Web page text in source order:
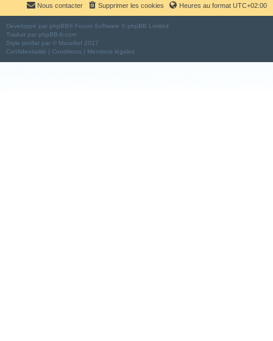
Heures au format UTC+02:00
Supprimer les cookies
Nous contacter
Développé par phpBB® Forum Software © phpBB Limited
Traduit par phpBB-fr.com
Style proflat par © Mazeltof 2017
Confidentialité | Conditions | Mentions légales